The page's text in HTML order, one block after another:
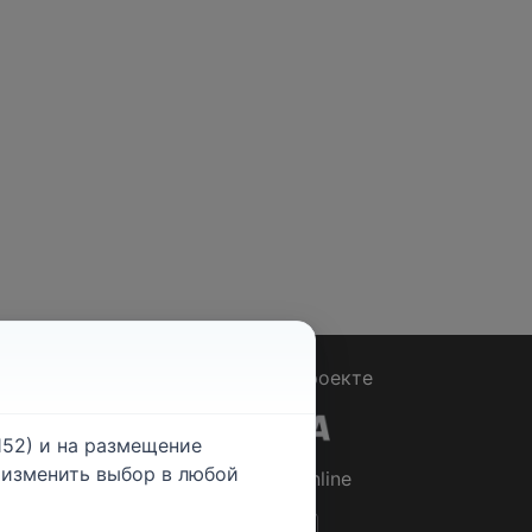
О проекте
© 2026Rabotniki.online
и на размещение
выбор в любой